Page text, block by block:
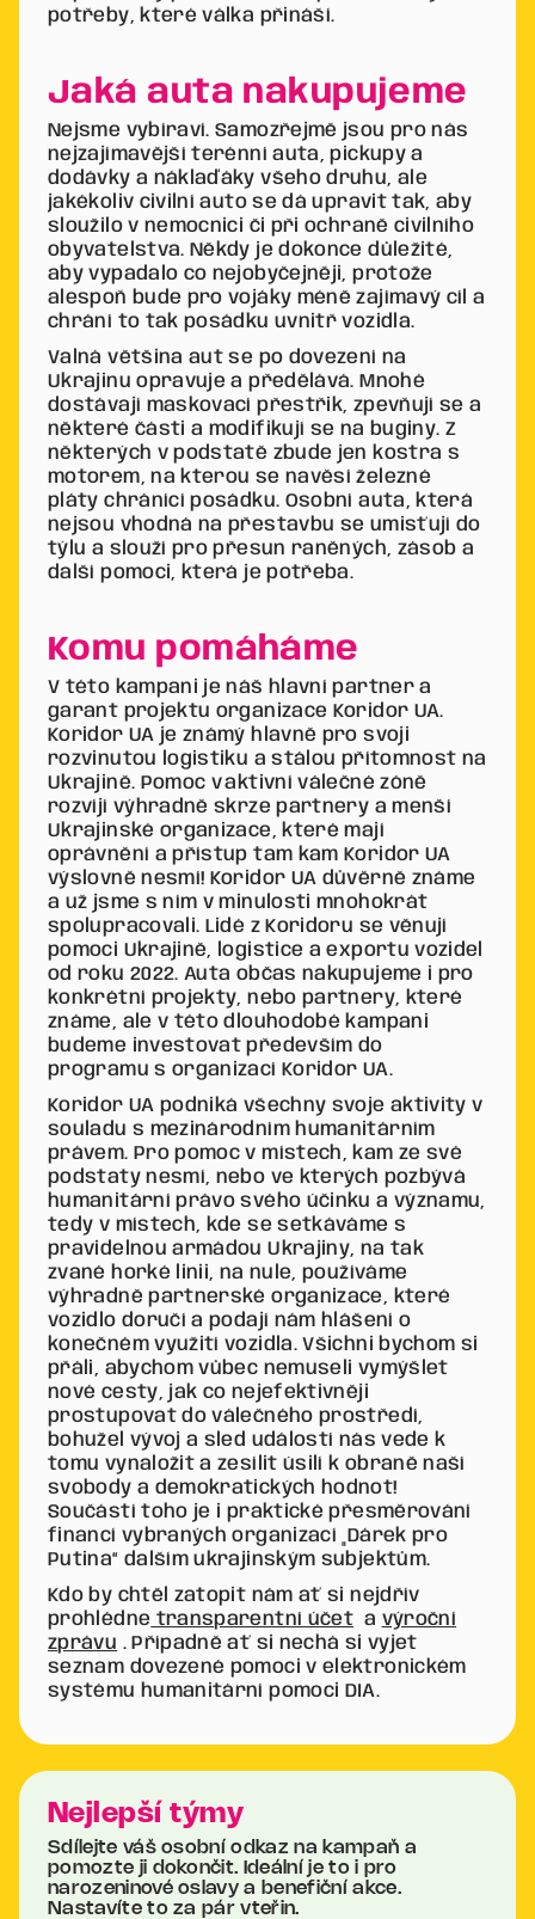
potřeby, které válka přináší.
Jaká auta nakupujeme
Nejsme vybíraví. Samozřejmě jsou pro nás
nejzajímavější terénní auta, pickupy a
dodávky a náklaďáky všeho druhu, ale
jakékoliv civilní auto se dá upravit tak, aby
sloužilo v nemocnici či při ochraně civilního
obyvatelstva. Někdy je dokonce důležité,
aby vypadalo co nejobyčejněji, protože
alespoň bude pro vojáky méně zajímavý cíl a
chrání to tak posádku uvnitř vozidla.
Valná většina aut se po dovezení na
Ukrajinu opravuje a předělává. Mnohé
dostávají maskovací přestřik, zpevňují se a
některé části a modifikují se na buginy. Z
některých v podstatě zbude jen kostra s
motorem, na kterou se navěsí železné
pláty chránící posádku. Osobní auta, která
nejsou vhodná na přestavbu se umisťují do
týlu a slouží pro přesun raněných, zásob a
další pomoci, která je potřeba.
Komu pomáháme
V této kampani je náš hlavní partner a
garant projektu organizace Koridor UA.
Koridor UA je známý hlavně pro svoji
rozvinutou logistiku a stálou přítomnost na
Ukrajině. Pomoc v aktivní válečné zóně
rozvíjí výhradně skrze partnery a menší
Ukrajinské organizace, které mají
oprávnění a přístup tam kam Koridor UA
výslovně nesmí! Koridor UA důvěrně známe
a už jsme s ním v minulosti mnohokrát
spolupracovali. Lidé z Koridoru se věnují
pomoci Ukrajině, logistice a exportu vozidel
od roku 2022. Auta občas nakupujeme i pro
konkrétní projekty, nebo partnery, které
známe, ale v této dlouhodobé kampani
budeme investovat především do
programu s organizací Koridor UA.
Koridor UA podniká všechny svoje aktivity v
souladu s mezinárodním humanitárním
právem. Pro pomoc v místech, kam ze své
podstaty nesmí, nebo ve kterých pozbývá
humanitární právo svého účinku a významu,
tedy v místech, kde se setkáváme s
pravidelnou armádou Ukrajiny, na tak
zvané horké linii, na nule, používáme
výhradně partnerské organizace, které
vozidlo doručí a podají nám hlášení o
konečném využití vozidla. Všichni bychom si
přáli, abychom vůbec nemuseli vymýšlet
nové cesty, jak co nejefektivněji
prostupovat do válečného prostředí,
bohužel vývoj a sled událostí nás vede k
tomu vynaložit a zesílit úsilí k obraně naší
svobody a demokratických hodnot!
Součástí toho je i praktické přesměrování
financí vybraných organizací „Dárek pro
Putina“ dalším ukrajinským subjektům.
Kdo by chtěl zatopit nám ať si nejdřív
prohlédne transparentní účet a výroční
zprávu . Případně ať si nechá si vyjet
seznam dovezené pomoci v elektronickém
systému humanitární pomoci DIA.
Nejlepší týmy
Sdílejte váš osobní odkaz na kampaň a
pomozte ji dokončit. Ideální je to i pro
narozeninové oslavy a benefiční akce.
Nastavíte to za pár vteřin.